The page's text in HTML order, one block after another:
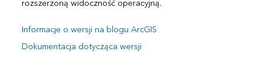
rozszerzoną widoczność operacyjną.
Informacje o wersji na blogu ArcGIS
Dokumentacja dotycząca wersji